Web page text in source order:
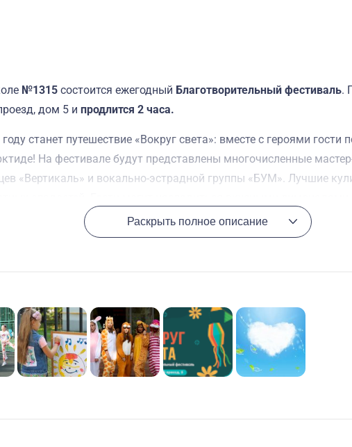
№1315 состоится ежегодный Благотворительный фестиваль.
дом 5 и продлится 2 часа.
станет путешествие «Вокруг света»: вместе с героями
На фестивале будут представлены многочисленные
«Вертикаль» и вокально-эстрадной группы «БУМ». Лучшие
Раскрыть полное описание